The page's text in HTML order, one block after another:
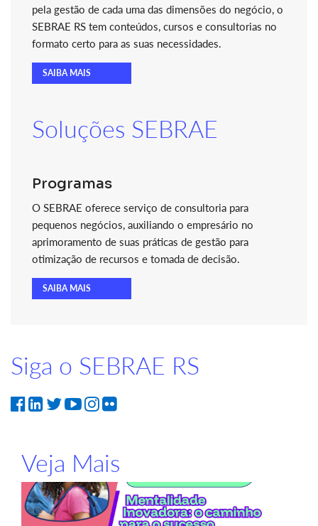
pela gestão de cada uma das dimensões do negócio, o
SEBRAE RS tem conteúdos, cursos e consultorias no
formato certo para as suas necessidades.
SAIBA MAIS
Soluções SEBRAE
Programas
O SEBRAE oferece serviço de consultoria para
pequenos negócios, auxiliando o empresário no
aprimoramento de suas práticas de gestão para
otimização de recursos e tomada de decisão.
SAIBA MAIS
Siga o SEBRAE RS
Veja Mais